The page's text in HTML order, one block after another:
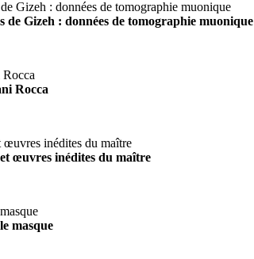
de Gizeh : données de tomographie muonique
Rocca
œuvres inédites du maître
masque